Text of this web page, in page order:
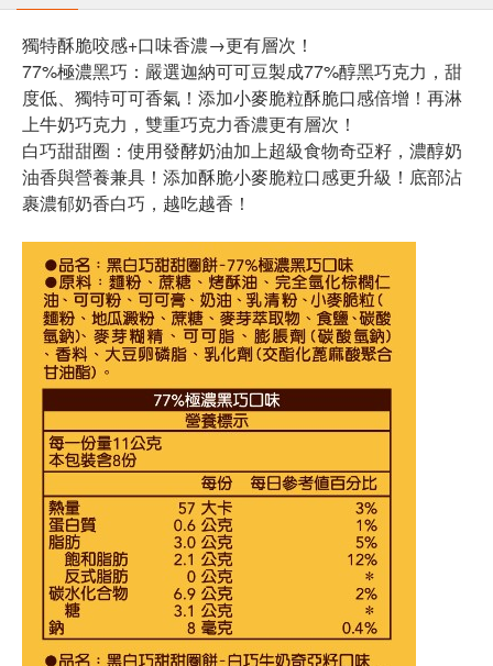
獨特酥脆咬感+口味香濃→更有層次！
77%極濃黑巧：嚴選迦納可可豆製成77%醇黑巧克力，甜
度低、獨特可可香氣！添加小麥脆粒酥脆口感倍增！再淋
上牛奶巧克力，雙重巧克力香濃更有層次！
白巧甜甜圈：使用發酵奶油加上超級食物奇亞籽，濃醇奶
油香與營養兼具！添加酥脆小麥脆粒口感更升級！底部沾
裹濃郁奶香白巧，越吃越香！